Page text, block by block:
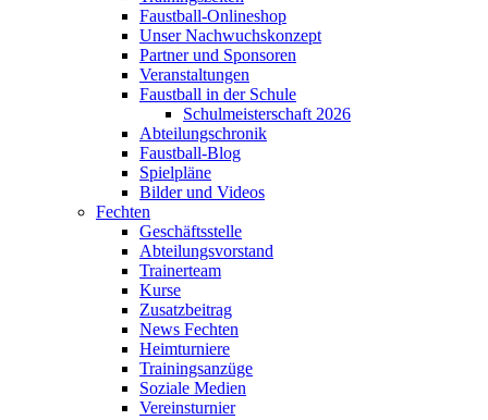
Faustball-Onlineshop
Unser Nachwuchskonzept
Partner und Sponsoren
Veranstaltungen
Faustball in der Schule
Schulmeisterschaft 2026
Abteilungschronik
Faustball-Blog
Spielpläne
Bilder und Videos
Fechten
Geschäftsstelle
Abteilungsvorstand
Trainerteam
Kurse
Zusatzbeitrag
News Fechten
Heimturniere
Trainingsanzüge
Soziale Medien
Vereinsturnier